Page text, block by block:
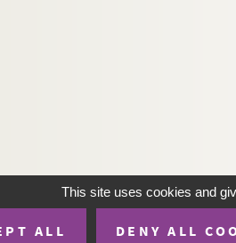
This site uses cookies and
ALL DENY ALL